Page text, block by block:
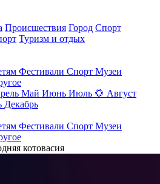
Происшествия Город Спорт
Туризм и отдых
Фестивали Спорт Музеи
Май Июнь Июль 🌻 Август
Декабрь
Фестивали Спорт Музеи
котовасия